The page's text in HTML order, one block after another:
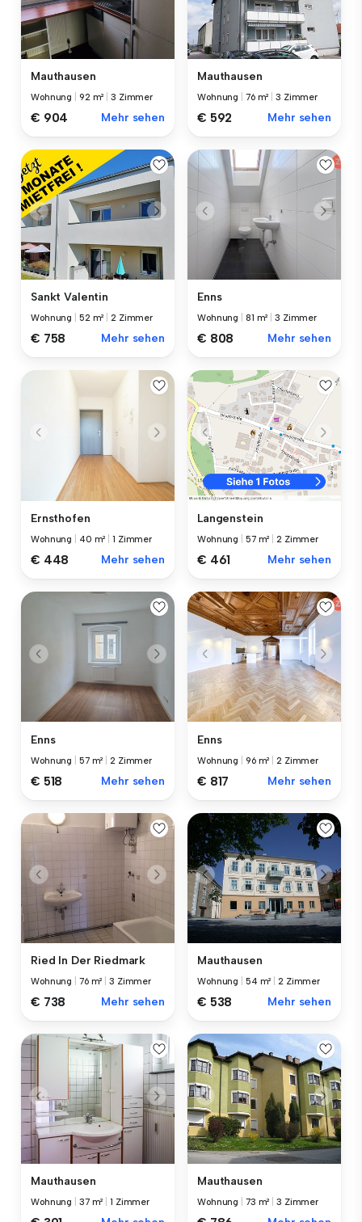
Mauthausen
Wohnung 92 m² |3 Zimmer
€ 904 Mehr sehen
Mauthausen
Wohnung 76 m² |3 Zimmer
€ 592 Mehr sehen
Sankt Valentin
Wohnung 52 m² |2 Zimmer
€ 758 Mehr sehen
Enns
Wohnung 81 m² |3 Zimmer
€ 808 Mehr sehen
Ernsthofen
Wohnung 40 m² |1 Zimmer
€ 448 Mehr sehen
Langenstein
Wohnung 57 m² |2 Zimmer
€ 461 Mehr sehen
Enns
Wohnung 57 m² 2 Zimmer
€ 518 Mehr sehen
Enns
Wohnung 96 m² 2 Zimmer
€ 817 Mehr sehen
Ried In Der Riedmark
Wohnung 76 m² |3 Zimmer
€ 738 Mehr sehen
Mauthausen
Wohnung 54 m² |2 Zimmer
€ 538 Mehr sehen
Mauthausen
Wohnung 37 m² |1 Zimmer
Mauthausen
Wohnung 73 m² |3 Zimmer